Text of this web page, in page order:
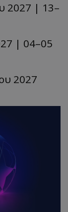
2027 | 13–
| 04–05
2027